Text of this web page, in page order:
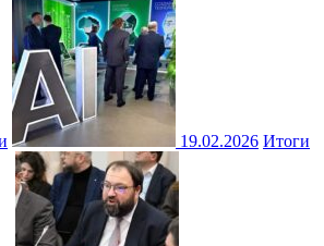
19.02.2026 Итоги